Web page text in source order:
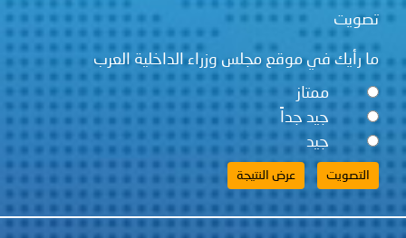
تصويت
ما رأيك في موقع مجلس وزراء الداخلية العرب
ممتاز
جيد جداً
جيد